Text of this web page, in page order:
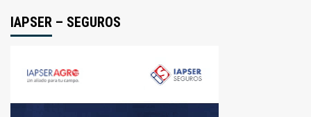
IAPSER – SEGUROS